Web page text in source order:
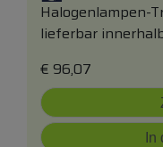
Halogenlampen-
lieferbar
€ 96,07